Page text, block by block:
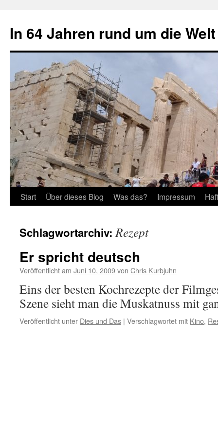
springen
In 64 Jahren rund um die Welt
Start Über dieses Blog Was das? Impressum
Schlagwortarchiv:Rezept
Er spricht deutsch
Veröffentlicht am Juni 10, 2009von Chris Kurbjuhn
Eins der besten Kochrezepte der
Szene sieht man die Muskatnuss mit
Veröffentlicht unter Dies und Das | Verschlagwortet mit Kino,